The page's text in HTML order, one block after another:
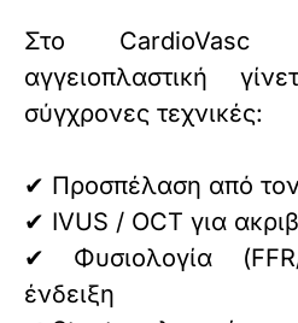
Στο CardioVasc
αγγειοπλαστική
σύγχρονες τεχνικές:
✔ Προσπέλαση από
✔ IVUS / OCT για
✔ Φυσιολογία
ένδειξη